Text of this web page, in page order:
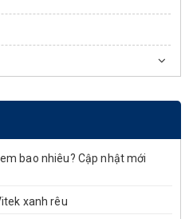
bao nhiêu? Cập nhật mới
xanh rêu